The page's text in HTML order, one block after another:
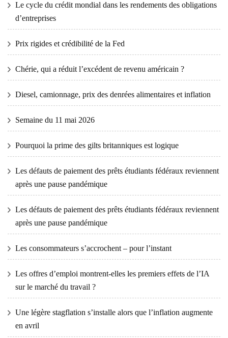
Le cycle du crédit mondial dans les rendements des obligations
d’entreprises
Prix ​​​​rigides et crédibilité de la Fed
Chérie, qui a réduit l’excédent de revenu américain ?
Diesel, camionnage, prix des denrées alimentaires et inflation
Semaine du 11 mai 2026
Pourquoi la prime des gilts britanniques est logique
Les défauts de paiement des prêts étudiants fédéraux reviennent
après une pause pandémique
Les défauts de paiement des prêts étudiants fédéraux reviennent
après une pause pandémique
Les consommateurs s’accrochent – ​​pour l’instant
Les offres d’emploi montrent-elles les premiers effets de l’IA
sur le marché du travail ?
Une légère stagflation s’installe alors que l’inflation augmente
en avril